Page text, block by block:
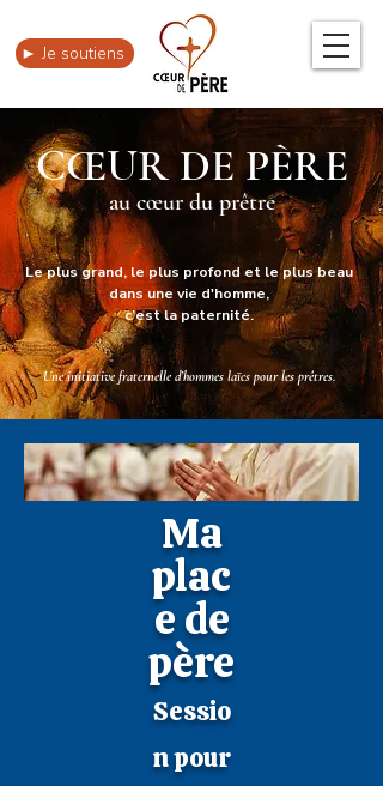
► Je soutiens
CŒUR DE PÈRE
au cœur du prêtre
Le plus grand, le plus profond et le plus beau
dans une vie d'homme,
c’est la paternité.
Une initiative fraternelle d’hommes laïcs pour les prêtres.
Ma
plac
e de
père
Sessio
n pour